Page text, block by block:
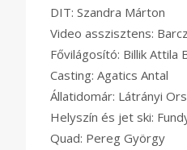
DIT: Szandra Márton
Video asszisztens:
Fővilágosító: Billik Attila
Casting: Agatics Antal
Állatidomár: Látrányi
Helyszín és jet ski:
Quad: Pereg György